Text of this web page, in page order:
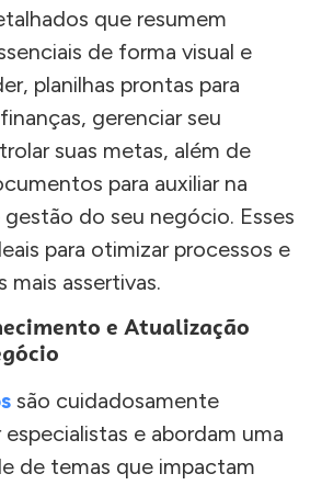
que resumem
de forma visual e
planilhas prontas para
gerenciar seu
suas metas, além de
para auxiliar na
do seu negócio. Esses
para otimizar processos e
mais assertivas.
e Atualização
são cuidadosamente
e abordam uma
de temas que impactam